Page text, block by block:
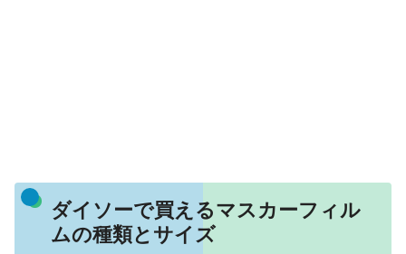
ダイソーで買えるマスカーフィル
ムの種類とサイズ